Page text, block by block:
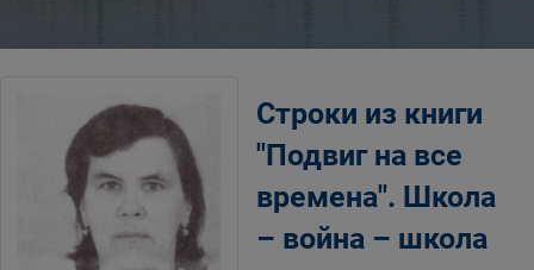
Строки из книги
"Подвиг на все
времена". Школа
– война – школа